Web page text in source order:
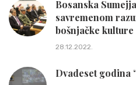
Bosanska
savremenom
bošnjačke
28.12.2022.
Dvadeset godina